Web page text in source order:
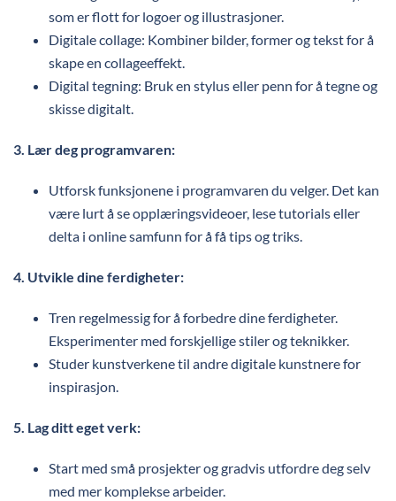
som er flott for logoer og illustrasjoner.
Digitale collage: Kombiner bilder, former og tekst for å
skape en collageeffekt.
Digital tegning: Bruk en stylus eller penn for å tegne og
skisse digitalt.
3. Lær deg programvaren:
Utforsk funksjonene i programvaren du velger. Det kan
være lurt å se opplæringsvideoer, lese tutorials eller
delta i online samfunn for å få tips og triks.
4. Utvikle dine ferdigheter:
Tren regelmessig for å forbedre dine ferdigheter.
Eksperimenter med forskjellige stiler og teknikker.
Studer kunstverkene til andre digitale kunstnere for
inspirasjon.
5. Lag ditt eget verk:
Start med små prosjekter og gradvis utfordre deg selv
med mer komplekse arbeider.